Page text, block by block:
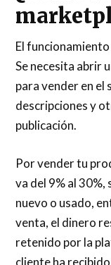
El
Se necesita abrir
para vender en el
descripciones y
publicación.
Por vender tu
va del 9% al
nuevo o usado,
venta, el dinero
retenido por la
cliente ha